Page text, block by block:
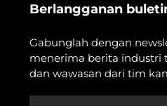
Berlangganan
Gabunglah dengan
menerima berita industri
dan wawasan dari tim